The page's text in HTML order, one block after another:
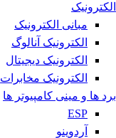
الکترونیک
مبانی الکترونیک
الکترونیک آنالوگ
الکترونیک دیجیتال
الکترونیک مخابرات
برد ها و مینی کامپیوتر ها
ESP
آردوینو